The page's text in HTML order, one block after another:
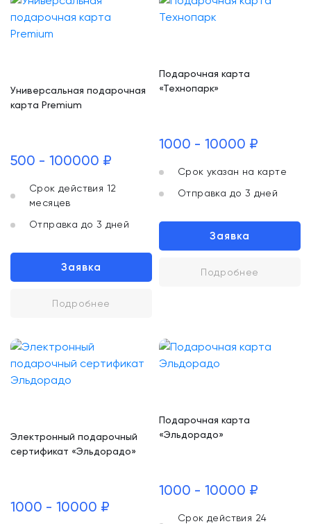
Универсальная подарочная
карта Premium
500 - 100000 ₽
Срок действия 12
месяцев
Отправка до 3 дней
Заявка
Подробнее
Подарочная карта
«Технопарк»
1000 - 10000 ₽
Срок указан на карте
Отправка до 3 дней
Заявка
Подробнее
Электронный подарочный
сертификат «Эльдорадо»
1000 - 10000 ₽
Подарочная карта
«Эльдорадо»
1000 - 10000 ₽
Срок действия 24